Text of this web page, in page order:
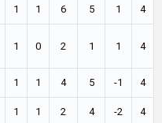
1 1 6 5 1 4
1 0 2 1 1 4
1 1 4 5 -1 4
1 1 2 4 -2 4